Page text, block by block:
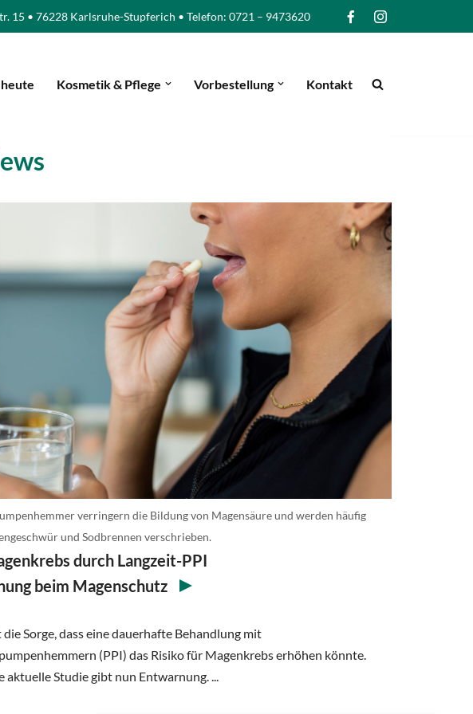
15 • 76228 Karlsruhe-Stupferich • Telefon: 0721 – 9473620
Kosmetik & Pflege Vorbestellung Kontakt
verringern die Bildung von Magensäure und werden häufig
und Sodbrennen verschrieben.
durch Langzeit-PPI
beim Magenschutz
die Sorge, dass eine dauerhafte Behandlung mit
(PPI) das Risiko für Magenkrebs erhöhen könnte.
aktuelle Studie gibt nun Entwarnung. ...